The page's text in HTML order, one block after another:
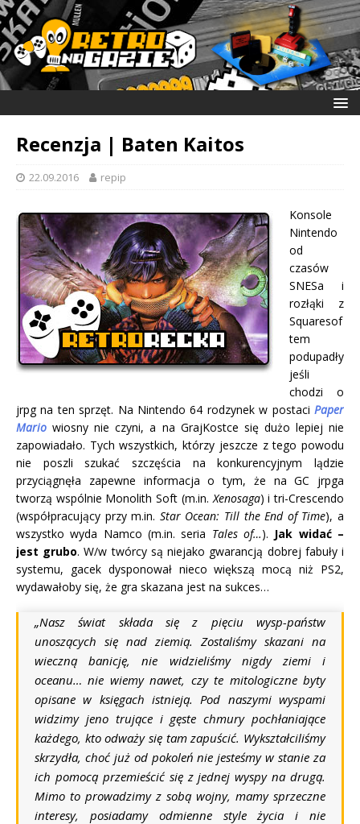
Recenzja | Baten Kaitos
22.09.2016 repip
Konsole
Nintendo
od
czasów
SNESa i
rozłąki z
Squaresof
tem
podupadły
jeśli
chodzi o
jrpg na ten sprzęt. Na Nintendo 64 rodzynek w postaci Paper
Mario wiosny nie czyni, a na GrajKostce się dużo lepiej nie
zapowiadało. Tych wszystkich, którzy jeszcze z tego powodu
nie poszli szukać szczęścia na konkurencyjnym lądzie
przyciągnęła zapewne informacja o tym, że na GC jrpga
tworzą wspólnie Monolith Soft (m.in.Xenosaga) i tri-Crescendo
(współpracujący przy m.in. Star Ocean: Till the End of Time), a
wszystko wyda Namco (m.in. seria Tales of…). Jak widać –
jest grubo. W/w twórcy są niejako gwarancją dobrej fabuły i
systemu, gacek dysponował nieco większą mocą niż PS2,
wydawałoby się, że gra skazana jest na sukces…
„Nasz świat składa się z pięciu wysp-państw
unoszących się nad ziemią. Zostaliśmy skazani na
wieczną banicję, nie widzieliśmy nigdy ziemi i
oceanu… nie wiemy nawet, czy te mitologiczne byty
opisane w księgach istnieją. Pod naszymi wyspami
widzimy jeno trujące i gęste chmury pochłaniające
każdego, kto odważy się tam zapuścić. Wykształciliśmy
skrzydła, choć już od pokoleń nie jesteśmy w stanie za
ich pomocą przemieścić się z jednej wyspy na drugą.
Mimo to prowadzimy z sobą wojny, mamy sprzeczne
interesy, posiadamy odmienne style życia i nie